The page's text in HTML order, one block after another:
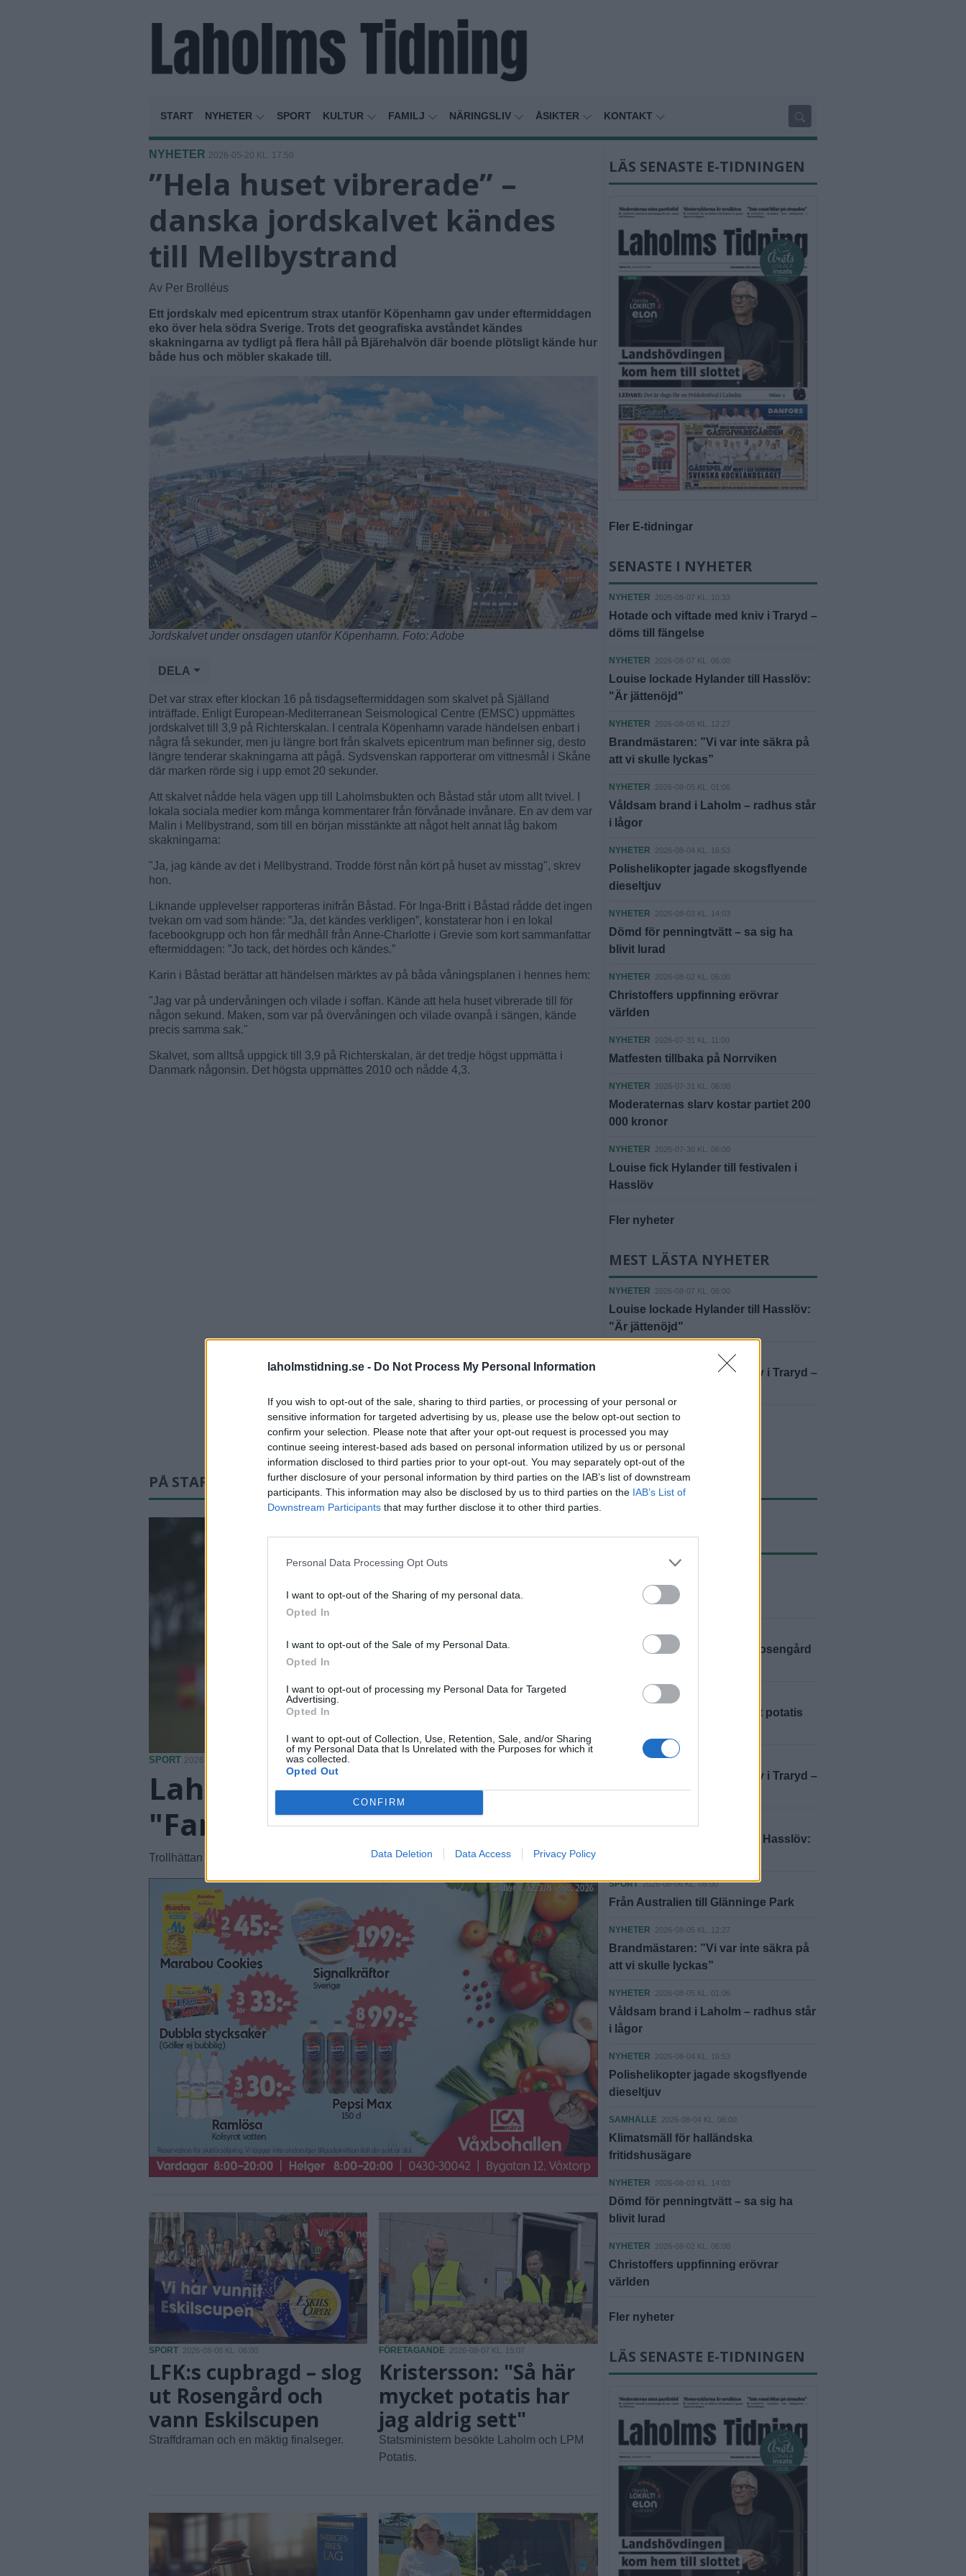
laholmstidning.se - Do Not Process My Personal Information
If you wish to opt-out of the sale, sharing to third parties, or processing of your personal or
sensitive information for targeted advertising by us, please use the below opt-out section to
confirm your selection. Please note that after your opt-out request is processed you may
continue seeing interest-based ads based on personal information utilized by us or personal
information disclosed to third parties prior to your opt-out. You may separately opt-out of the
further disclosure of your personal information by third parties on the IAB’s list of downstream
participants. This information may also be disclosed by us to third parties on the IAB’s List of
Downstream Participants that may further disclose it to other third parties.
Personal Data Processing Opt Outs
I want to opt-out of the Sharing of my personal data.
Opted In
I want to opt-out of the Sale of my Personal Data.
Opted In
I want to opt-out of processing my Personal Data for Targeted
Advertising.
Opted In
I want to opt-out of Collection, Use, Retention, Sale, and/or Sharing
of my Personal Data that Is Unrelated with the Purposes for which it
was collected.
Opted Out
CONFIRM
Data Deletion Data Access Privacy Policy
START NYHETER SPORT KULTUR FAMILJ NÄRINGSLIV ÅSIKTER KONTAKT
NYHETER 2026-05-20 KL. 17:50
”Hela huset vibrerade” –
danska jordskalvet kändes
till Mellbystrand
Av Per Brolléus
Ett jordskalv med epicentrum strax utanför Köpenhamn gav under eftermiddagen
eko över hela södra Sverige. Trots det geografiska avståndet kändes
skakningarna av tydligt på flera håll på Bjärehalvön där boende plötsligt kände hur
både hus och möbler skakade till.
Jordskalvet under onsdagen utanför Köpenhamn. Foto: Adobe
DELA
Det var strax efter klockan 16 på tisdagseftermiddagen som skalvet på Själland
inträffade. Enligt European-Mediterranean Seismological Centre (EMSC) uppmättes
jordskalvet till 3,9 på Richterskalan. I centrala Köpenhamn varade händelsen enbart i
några få sekunder, men ju längre bort från skalvets epicentrum man befinner sig, desto
längre tenderar skakningarna att pågå. Sydsvenskan rapporterar om vittnesmål i Skåne
där marken rörde sig i upp emot 20 sekunder.
Att skalvet nådde hela vägen upp till Laholmsbukten och Båstad står utom allt tvivel. I
lokala sociala medier kom många kommentarer från förvånade invånare. En av dem var
Malin i Mellbystrand, som till en början misstänkte att något helt annat låg bakom
skakningarna:
"Ja, jag kände av det i Mellbystrand. Trodde först nån kört på huset av misstag", skrev
hon.
Liknande upplevelser rapporteras inifrån Båstad. För Inga-Britt i Båstad rådde det ingen
tvekan om vad som hände: ”Ja, det kändes verkligen”, konstaterar hon i en lokal
facebookgrupp och hon får medhåll från Anne-Charlotte i Grevie som kort sammanfattar
eftermiddagen: ”Jo tack, det hördes och kändes.”
Karin i Båstad berättar att händelsen märktes av på båda våningsplanen i hennes hem:
"Jag var på undervåningen och vilade i soffan. Kände att hela huset vibrerade till för
någon sekund. Maken, som var på övervåningen och vilade ovanpå i sängen, kände
precis samma sak."
Skalvet, som alltså uppgick till 3,9 på Richterskalan, är det tredje högst uppmätta i
Danmark någonsin. Det högsta uppmättes 2010 och nådde 4,3.
LÄS SENASTE E-TIDNINGEN
Fler E-tidningar
SENASTE I NYHETER
NYHETER 2026-08-07 KL. 10:33
Hotade och viftade med kniv i Traryd –
döms till fängelse
NYHETER 2026-08-07 KL. 06:00
Louise lockade Hylander till Hasslöv:
"Är jättenöjd"
NYHETER 2026-08-05 KL. 12:27
Brandmästaren: ”Vi var inte säkra på
att vi skulle lyckas”
NYHETER 2026-08-05 KL. 01:06
Våldsam brand i Laholm – radhus står
i lågor
NYHETER 2026-08-04 KL. 16:53
Polishelikopter jagade skogsflyende
dieseltjuv
NYHETER 2026-08-03 KL. 14:03
Dömd för penningtvätt – sa sig ha
blivit lurad
NYHETER 2026-08-02 KL. 06:00
Christoffers uppfinning erövrar
världen
NYHETER 2026-07-31 KL. 11:00
Matfesten tillbaka på Norrviken
NYHETER 2026-07-31 KL. 06:00
Moderaternas slarv kostar partiet 200
000 kronor
NYHETER 2026-07-30 KL. 06:00
Louise fick Hylander till festivalen i
Hasslöv
Fler nyheter
MEST LÄSTA NYHETER
NYHETER 2026-08-07 KL. 06:00
Louise lockade Hylander till Hasslöv:
"Är jättenöjd"
2026-08-07 KL. 10:33
Hotade och viftade med kniv i Traryd –
Fler nyheter
PÅ STARTSIDAN JUST NU
SPORT 2026-08-08 KL. 18:19
Laholm höll tätt – och vann:
"Fantastisk moral"
Trollhättan besegrades på bortaplan med 1-0.
SPORT 2026-08-08 KL. 06:00
LFK:s cupbragd – slog
ut Rosengård och
vann Eskilscupen
Straffdraman och en mäktig finalseger.
FÖRETAGANDE 2026-08-07 KL. 15:07
Kristersson: "Så här
mycket potatis har
jag aldrig sett"
Statsministern besökte Laholm och LPM
Potatis.
SENASTE NYTT
2026-08-08 KL. 18:19
Laholm höll tätt – och vann:
"Fantastisk moral"
LFK:s cupbragd – slog ut Rosengård
FÖRETAGANDE 2026-08-07 KL. 15:07
Kristersson: "Så här mycket potatis
NYHETER 2026-08-07 KL. 10:33
Hotade och viftade med kniv i Traryd –
döms till fängelse
Louise lockade Hylander till Hasslöv:
SPORT 2026-08-06 KL. 06:00
Från Australien till Glänninge Park
NYHETER 2026-08-05 KL. 12:27
Brandmästaren: ”Vi var inte säkra på
att vi skulle lyckas”
NYHETER 2026-08-05 KL. 01:06
Våldsam brand i Laholm – radhus står
i lågor
NYHETER 2026-08-04 KL. 16:53
Polishelikopter jagade skogsflyende
dieseltjuv
SAMHÄLLE 2026-08-04 KL. 06:00
Klimatsmäll för halländska
fritidshusägare
NYHETER 2026-08-03 KL. 14:03
Dömd för penningtvätt – sa sig ha
blivit lurad
NYHETER 2026-08-02 KL. 06:00
Christoffers uppfinning erövrar
världen
Fler nyheter
LÄS SENASTE E-TIDNINGEN